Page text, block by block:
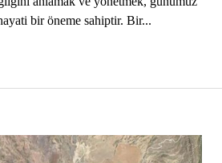
bir öneme sahiptir. Bir...